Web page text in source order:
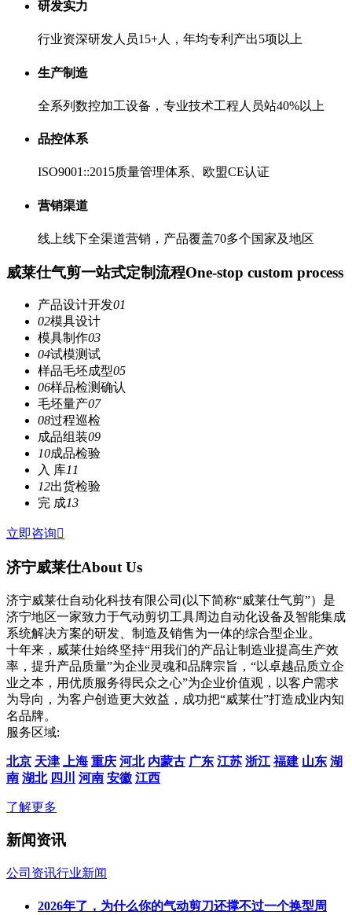
研发实力
行业资深研发人员15+人，年均专利产出5项以上
生产制造
全系列数控加工设备，专业技术工程人员站40%以上
品控体系
ISO9001::2015质量管理体系、欧盟CE认证
营销渠道
线上线下全渠道营销，产品覆盖70多个国家及地区
威莱仕气剪一站式定制流程One-stop custom process
产品设计开发01
02模具设计
模具制作03
04试模测试
样品毛坯成型05
06样品检测确认
毛坯量产07
08过程巡检
成品组装09
10成品检验
入 库11
12出货检验
完 成13
立即咨询
济宁威莱仕About Us
济宁威莱仕自动化科技有限公司(以下简称“威莱仕气剪”）是
济宁地区一家致力于气动剪切工具周边自动化设备及智能集成
系统解决方案的研发、制造及销售为一体的综合型企业。
十年来，威莱仕始终坚持“用我们的产品让制造业提高生产效
率，提升产品质量”为企业灵魂和品牌宗旨，“以卓越品质立企
业之本，用优质服务得民众之心”为企业价值观，以客户需求
为导向，为客户创造更大效益，成功把“威莱仕”打造成业内知
名品牌。
服务区域:
北京 天津 上海 重庆 河北 内蒙古 广东 江苏 浙江 福建 山东 湖
南 湖北 四川 河南 安徽 江西
了解更多
新闻资讯
公司资讯行业新闻
2026年了，为什么你的气动剪刀还撑不过一个换型周